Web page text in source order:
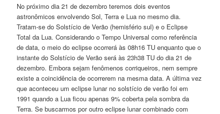
No próximo dia 21 de dezembro teremos dois eventos
astronômicos envolvendo Sol, Terra e Lua no mesmo dia.
Tratam-se do Solstício de Verão (hemisfério sul) e o Eclipse
Total da Lua. Considerando o Tempo Universal como referência
de data, o meio do eclipse ocorrerá às 08h16 TU enquanto que o
instante do Solstício de Verão será às 23h38 TU do dia 21 de
dezembro. Embora sejam fenômenos corriqueiros, nem sempre
existe a coincidência de ocorrerem na mesma data. A última vez
que aconteceu um eclipse lunar no solstício de verão foi em
1991 quando a Lua ficou apenas 9% coberta pela sombra da
Terra. Se buscarmos por outro eclipse lunar combinado com